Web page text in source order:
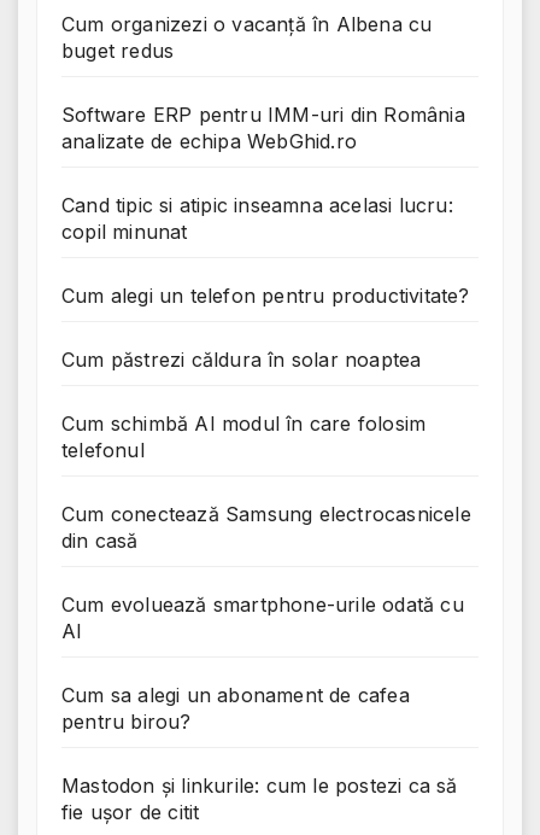
Cum organizezi o vacanță în Albena cu
buget redus
Software ERP pentru IMM-uri din România
analizate de echipa WebGhid.ro
Cand tipic si atipic inseamna acelasi lucru:
copil minunat
Cum alegi un telefon pentru productivitate?
Cum păstrezi căldura în solar noaptea
Cum schimbă AI modul în care folosim
telefonul
Cum conectează Samsung electrocasnicele
din casă
Cum evoluează smartphone-urile odată cu
AI
Cum sa alegi un abonament de cafea
pentru birou?
Mastodon și linkurile: cum le postezi ca să
fie ușor de citit